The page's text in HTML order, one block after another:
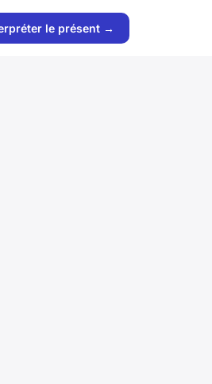
le présent →